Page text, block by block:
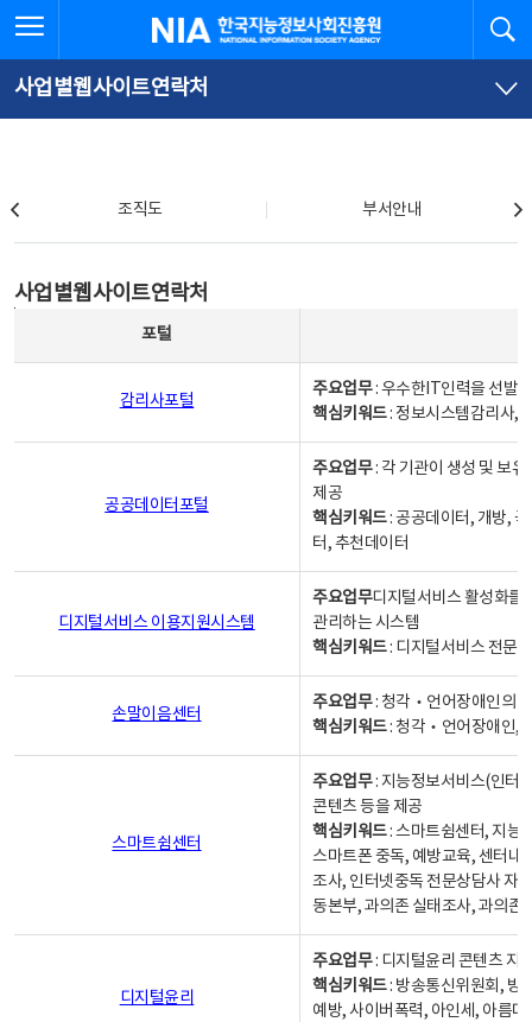
문
로
가
체
뉴
바
가
한국지능정보사회진흥원
사업별웹사이트연락처
조직도 부서안내
사업별웹사이트연락처
포털
감리사포털
주요업무: 우수한IT인력을 선발
핵심키워드: 정보시스템감리사,
공공데이터포털
주요업무: 각 기관이 생성 및 보
제공
핵심키워드: 공공데이터, 개방,
터, 추천데이터
디지털서비스 이용지원시스템
주요업무디지털서비스 활성화를
관리하는 시스템
핵심키워드: 디지털서비스 전문
손말이음센터
주요업무: 청각‧언어장애인의
핵심키워드: 청각‧언어장애인,
스마트쉼센터
주요업무: 지능정보서비스(인터
콘텐츠 등을 제공
핵심키워드: 스마트쉼센터, 지능
스마트폰 중독, 예방교육, 센터내
조사, 인터넷중독 전문상담사 자
동본부, 과의존 실태조사, 과의존
디지털윤리
주요업무: 디지털윤리 콘텐츠 지
핵심키워드: 방송통신위원회, 방
예방, 사이버폭력, 아인세, 아름